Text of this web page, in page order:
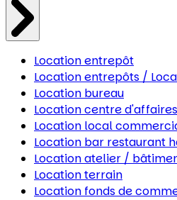
Location entrepôt
Location entrepôts /
Location bureau
Location centre d'affaires
Location local
Location bar restaurant
Location atelier /
Location terrain
Location fonds de